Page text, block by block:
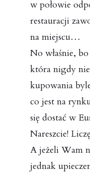
w połowie
restauracji
na miejscu…
No właśnie,
która nigdy
kupowania
co jest na
się dostać w
Nareszcie!
A jeżeli Wam
jednak